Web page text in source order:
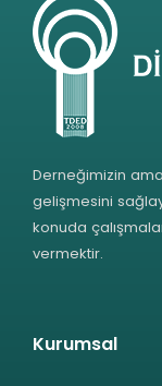
Derneğimizin
gelişmesini
konuda
vermektir.
Kurumsal